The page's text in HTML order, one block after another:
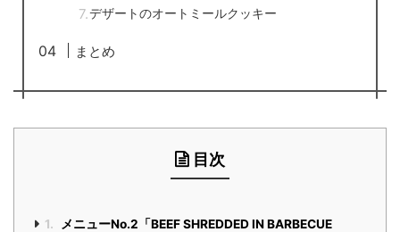
デザートのオートミールクッキー
まとめ
目次
1.
メニューNo.2「BEEF SHREDDED IN BARBECUE